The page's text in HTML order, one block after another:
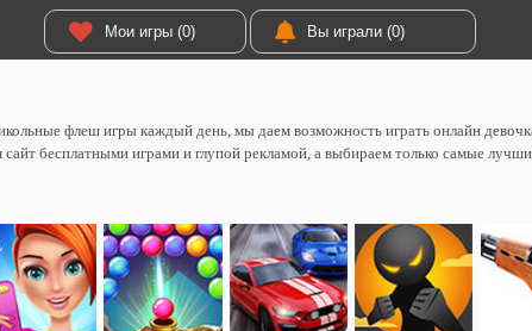
Мои игры (0) Вы играли (0)
флеш игры каждый день, мы даем возможность играть онлайн
сайт бесплатными играми и глупой рекламой, а выбираем только самые